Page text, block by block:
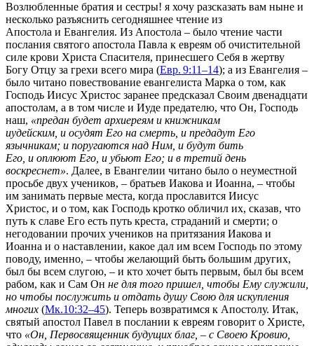
Возлюбленные братия и сестры! я хочу разсказать вам ныне и
несколько разъяснить сегодняшнее чтение из
Апостола и Евангелия. Из Апостола – было чтение части
послания святого апостола Павла к евреям об очистительной
силе крови Христа Спасителя, принесшего Себя в жертву
Богу Отцу за грехи всего мира (Евр. 9:11–14); а из Евангелия –
было читано повествование евангелиста Марка о том, как
Господь Иисус Христос заранее предсказал Своим двенадцати
апостолам, а в том числе и Иуде предателю, что Он, Господь
наш, «предан будет архиереям и книжникам
иудейским, и осудят Его на смерть, и предадут Его
язычникам; и поругаются над Ним, и будут бить
Его, и оплюют Его, и убьют Его; и в третий день
воскреснет». Далее, в Евангелии читано было о неуместной
просьбе двух учеников, – братьев Иакова и Иоанна, – чтобы
им занимать первые места, когда прославится Иисус
Христос, и о том, как Господь кротко обличил их, сказав, что
путь к славе Его есть путь креста, страданий и смерти; о
негодовании прочих учеников на притязания Иакова и
Иоанна и о наставлении, какое дал им всем Господь по этому
поводу, именно, – чтобы желающий быть большим других,
был бы всем слугою, – и кто хочет быть первым, был бы всем
рабом, как и Сам Он не для того пришел, чтобы Ему служили,
но чтобы послужить и отдать душу Свою для искупления
многих (Мк.10:32–45). Теперь возвратимся к Апостолу. Итак,
святый апостол Павел в послании к евреям говорит о Христе,
что «Он, Первосвященник будущих благ, – с Своею Кровию,